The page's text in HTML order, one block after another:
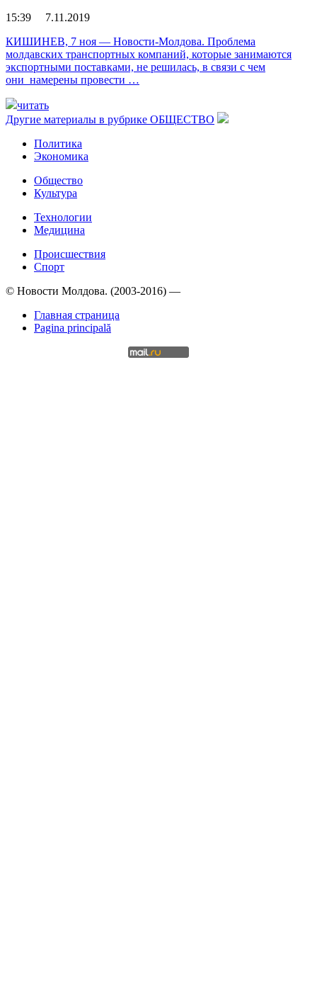
15:39 7.11.2019
КИШИНЕВ, 7 ноя — Новости-Молдова. Проблема
молдавских транспортных компаний, которые занимаются
экспортными поставками, не решилась, в связи с чем
они намерены провести …
читать
Другие материалы в рубрике ОБЩЕСТВО
Политика
Экономика
Общество
Культура
Технологии
Медицина
Происшествия
Спорт
© Новости Молдова. (2003-2016) —
Главная страница
Pagina principală